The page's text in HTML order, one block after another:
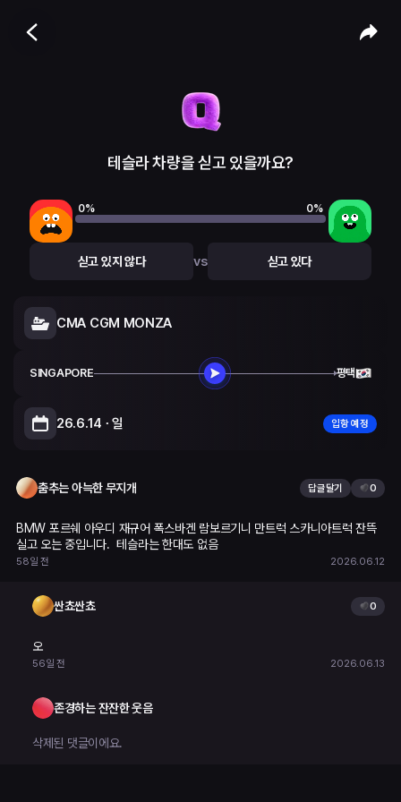
테슬라 차량을 싣고 있을까요?
0% 0%
싣고 있지 않다 vs 싣고 있다
CMA CGM MONZA
SINGAPORE 평택
26.6.14 ∙ 일 입항 예정
춤추는 아늑한 무지개 답글달기 0
BMW 포르쉐 아우디 재규어 폭스바겐 람보르기니 만트럭 스카니아트럭 잔뜩
실고 오는 중입니다.  테슬라는 한대도 없음
58일 전 2026.06.12
싼쵸싼쵸 0
오
56일 전 2026.06.13
존경하는 잔잔한 웃음
삭제된 댓글이에요.